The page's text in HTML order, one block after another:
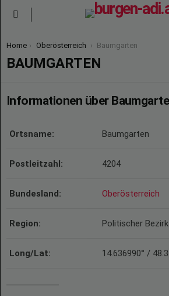
You are here:
Home Oberösterreich Baumgarten
BAUMGARTEN
Informationen über
Ortsname: Baumgarten
Postleitzahl: 4204
Bundesland: Oberösterreich
Region: Politischer
Long/Lat: 14.636990° /